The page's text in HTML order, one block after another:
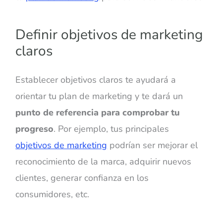
Definir objetivos de marketing
claros
Establecer objetivos claros te ayudará a
orientar tu plan de marketing y te dará un
punto de referencia para comprobar tu
progreso. Por ejemplo, tus principales
objetivos de marketing podrían ser mejorar el
reconocimiento de la marca, adquirir nuevos
clientes, generar confianza en los
consumidores, etc.